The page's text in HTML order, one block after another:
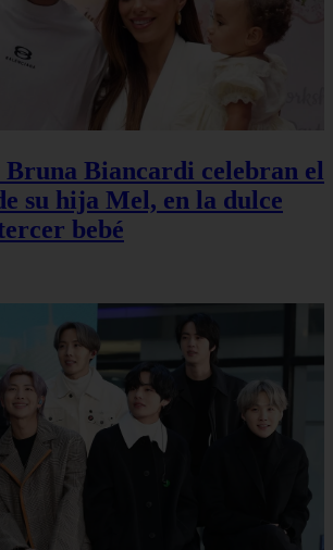
Biancardi celebran el
su hija Mel, en la dulce
bebé